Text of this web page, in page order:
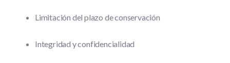
Limitación del plazo de conservación
Integridad y confidencialidad